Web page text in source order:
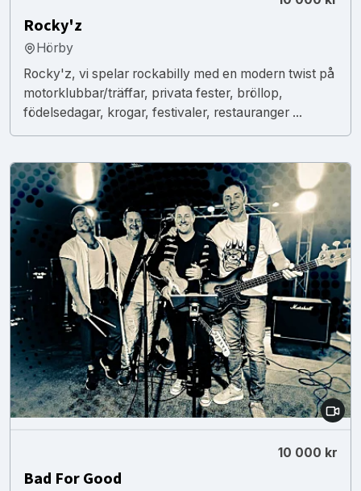
Rocky'z
Hörby
Rocky'z, vi spelar rockabilly med en modern twist på
motorklubbar/träffar, privata fester, bröllop,
födelsedagar, krogar, festivaler, restauranger ...
10 000 kr
Bad For Good